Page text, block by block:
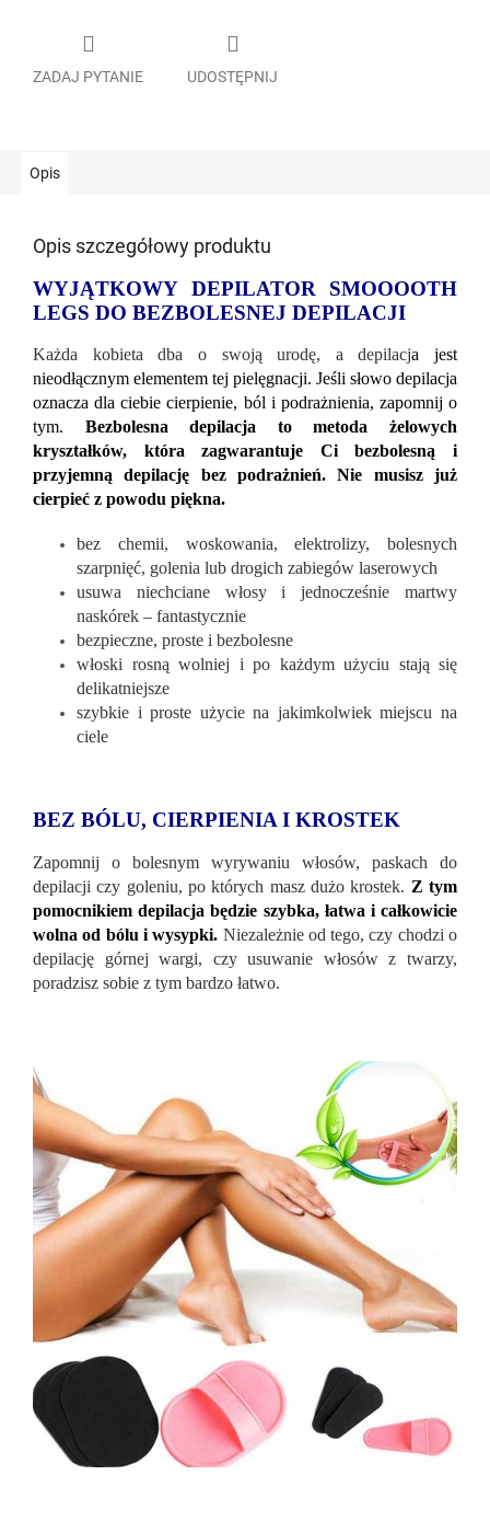
ZADAJ PYTANIE UDOSTĘPNIJ
Opis
Opis szczegółowy produktu
WYJĄTKOWY DEPILATOR SMOOOOTH
LEGS DO BEZBOLESNEJ DEPILACJI
Każda kobieta dba o swoją urodę, a depilacja jest
nieodłącznym elementem tej pielęgnacji. Jeśli słowo depilacja
oznacza dla ciebie cierpienie, ból i podrażnienia, zapomnij o
tym. Bezbolesna depilacja to metoda żelowych
kryształków, która zagwarantuje Ci bezbolesną i
przyjemną depilację bez podrażnień. Nie musisz już
cierpieć z powodu piękna.
bez chemii, woskowania, elektrolizy, bolesnych
szarpnięć, golenia lub drogich zabiegów laserowych
usuwa niechciane włosy i jednocześnie martwy
naskórek – fantastycznie
bezpieczne, proste i bezbolesne
włoski rosną wolniej i po każdym użyciu stają się
delikatniejsze
szybkie i proste użycie na jakimkolwiek miejscu na
ciele
BEZ BÓLU, CIERPIENIA I KROSTEK
Zapomnij o bolesnym wyrywaniu włosów, paskach do
depilacji czy goleniu, po których masz dużo krostek. Z tym
pomocnikiem depilacja będzie szybka, łatwa i całkowicie
wolna od bólu i wysypki. Niezależnie od tego, czy chodzi o
depilację górnej wargi, czy usuwanie włosów z twarzy,
poradzisz sobie z tym bardzo łatwo.